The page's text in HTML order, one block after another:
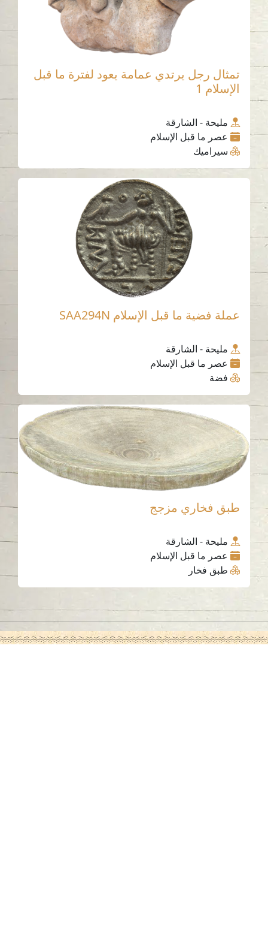
تمثال رجل يرتدي عمامة يعود لفترة ما قبل
الإسلام 1
مليحة - الشارقة
عصر ما قبل الإسلام
سيراميك
عملة فضية ما قبل الإسلام SAA294N
مليحة - الشارقة
عصر ما قبل الإسلام
فضة
طبق فخاري مزجج
مليحة - الشارقة
عصر ما قبل الإسلام
طبق فخار